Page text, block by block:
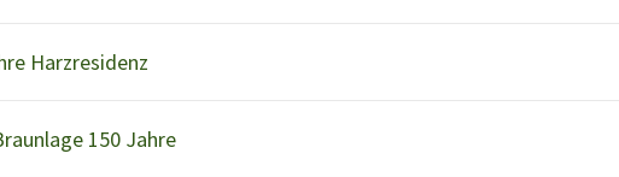
Harzresidenz
150 Jahre